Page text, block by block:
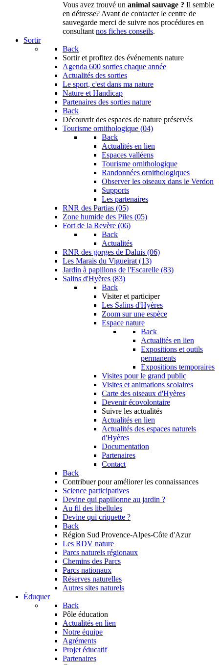
Vous avez trouvé un animal sauvage ? Il semble
en détresse? Avant de contacter le centre de
sauvegarde merci de suivre nos procédures en
consultant nos fiches conseils.
Sortir
Back
Sortir et profitez des événements nature
Agenda 600 sorties chaque année
Actualités des sorties
Le sport, c'est dans ma nature
Nature et Handicap
Partenaires des sorties nature
Back
Découvrir des espaces de nature préservés
Tourisme ornithologique (04)
Back
Actualités en lien
Espaces valléens
Tourisme ornithologique
Randonnées ornithologiques
Observer les oiseaux dans le Verdon
Supports
Les partenaires
RNR des Partias (05)
Zone humide des Piles (05)
Fort de la Revère (06)
Back
Actualités
RNR des gorges de Daluis (06)
Les Marais du Vigueirat (13)
Jardin à papillons de l'Escarelle (83)
Salins d'Hyères (83)
Back
Visiter et participer
Les Salins d'Hyères
Zoom sur une espèce
Espace nature
Back
Actualités en lien
Expositions et outils
permanents
Expositions temporaires
Visites pour le grand public
Visites et animations scolaires
Carte des oiseaux d'Hyères
Devenir écovolontaire
Suivre les actualités
Actualités en lien
Actualités des espaces naturels
d'Hyères
Documentation
Partenaires
Contact
Back
Contribuer pour améliorer les connaissances
Science participatives
Devine qui papillonne au jardin ?
Au fil des libellules
Devine qui criquette ?
Back
Région Sud Provence-Alpes-Côte d'Azur
Les RDV nature
Parcs naturels régionaux
Chemins des Parcs
Parcs nationaux
Réserves naturelles
Autres sites naturels
Éduquer
Back
Pôle éducation
Actualités en lien
Notre équipe
Agréments
Projet éducatif
Partenaires